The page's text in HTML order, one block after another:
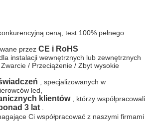
/ 24V
ceną, test 100% pełnego
przez CE i RoHS
instalacji wewnętrznych lub zewnętrznych
Zwarcie / Przeciążenie / Zbyt wysokie
, specjalizowanych w
led,
klientów, którzy współpracowali
3 lat
Ci współpracować z naszymi firmami